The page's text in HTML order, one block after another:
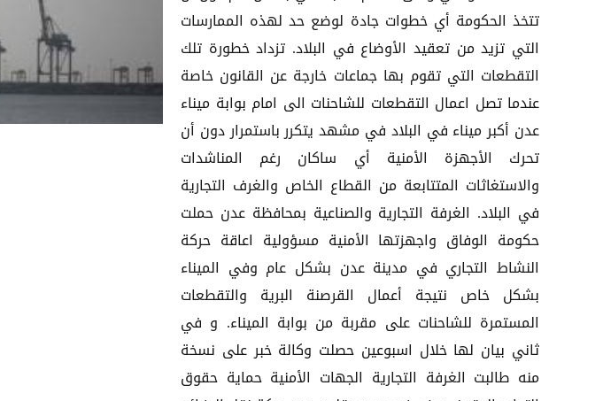
تتخذ الحكومة أي خطوات جادة لوضع حد لهذه الممارسات
التي تزيد من تعقيد الأوضاع في البلاد. تزداد خطورة تلك
التقطعات التي تقوم بها جماعات خارجة عن القانون خاصة
عندما تصل اعمال التقطعات للشاحنات الى امام بوابة ميناء
عدن أكبر ميناء في البلاد في مشهد يتكرر باستمرار دون أن
تحرك الأجهزة الأمنية أي ساكان رغم المناشدات
والاستغاثات المتتابعة من القطاع الخاص والغرف التجارية
في البلاد. الغرفة التجارية والصناعية بمحافظة عدن حملت
حكومة الوفاق واجهزتها الأمنية مسؤولية اعاقة حركة
النشاط التجاري في مدينة عدن بشكل عام وفي الميناء
بشكل خاص نتيجة أعمال القرصنة البرية والتقطعات
المستمرة للشاحنات على مقربة من بوابة الميناء. و في
ثاني بيان لها خلال اسبوعين حصلت وكالة خبر على نسخة
منه طالبت الغرفة التجارية الجهات الأمنية حماية حقوق